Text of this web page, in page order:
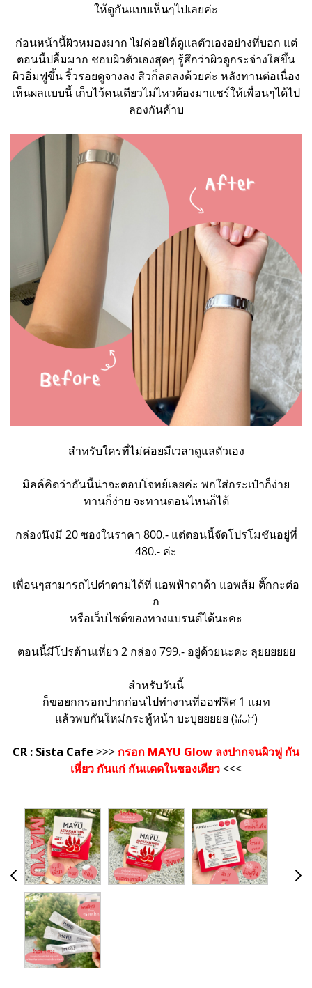
ให้ดูกันแบบเห็นๆไปเลยค่ะ
ก่อนหน้านี้ผิวหมองมาก ไม่ค่อยได้ดูแลตัวเองอย่างที่บอก แต่
ตอนนี้ปลื้มมาก ชอบผิวตัวเองสุดๆ รู้สึกว่าผิวดูกระจ่างใสขึ้น
ผิวอิ่มฟูขึ้น ริ้วรอยดูจางลง สิวก็ลดลงด้วยค่ะ หลังทานต่อเนื่อง
เห็นผลแบบนี้ เก็บไว้คนเดียวไม่ไหวต้องมาแชร์ให้เพื่อนๆได้ไป
ลองกันค้าบ
สำหรับใครที่ไม่ค่อยมีเวลาดูแลตัวเอง
มิลค์คิดว่าอันนี้น่าจะตอบโจทย์เลยค่ะ พกใส่กระเป๋าก็ง่าย
ทานก็ง่าย จะทานตอนไหนก็ได้
กล่องนึงมี 20 ซองในราคา 800.- แต่ตอนนี้จัดโปรโมชันอยู่ที่
480.- ค่ะ
เพื่อนๆสามารถไปตำตามได้ที่ แอพฟ้าดาด้า แอพส้ม ติ๊กกะต่อ
ก
หรือเว็บไซต์ของทางแบรนด์ได้นะคะ
ตอนนี้มีโปรต้านเหี่ยว 2 กล่อง 799.- อยู่ด้วยนะคะ ลุยยยยยย
สำหรับวันนี้
ก็ขอยกกรอกปากก่อนไปทำงานที่ออฟฟิศ 1 แมท
แล้วพบกันใหม่กระทู้หน้า บะบุยยยยย (ꈍᴗꈍ)
CR : Sista Cafe >>> กรอก MAYU Glow ลงปากจนผิวฟู กัน
เหี่ยว กันแก่ กันแดดในซองเดียว<<<